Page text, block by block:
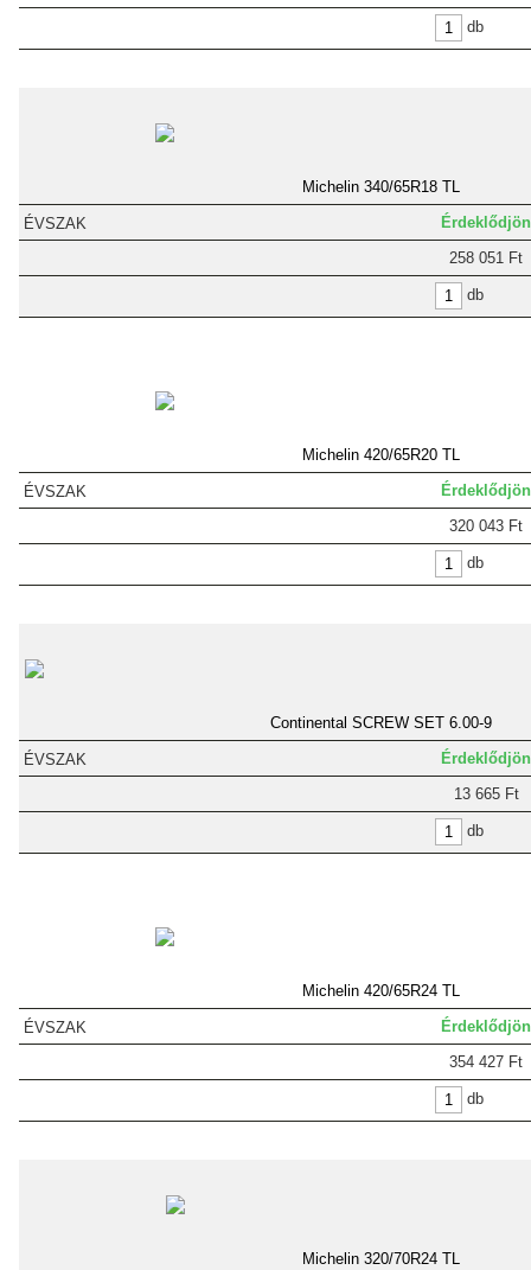
db
Michelin 340/65R18 TL
Érdeklődjön
258 051 Ft
db
Michelin 420/65R20 TL
Érdeklődjön
320 043 Ft
db
Continental SCREW SET 6.00-9
Érdeklődjön
13 665 Ft
db
Michelin 420/65R24 TL
Érdeklődjön
354 427 Ft
db
Michelin 320/70R24 TL